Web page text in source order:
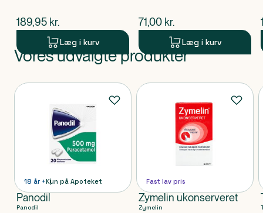
$nuværende pris
189,95 kr.
Læg i kurv
$nuværende pris
71,00 kr.
Læg i kurv
Produkt 1 af 0
Vores udvalgte produkter
Produkter
18 år +Kun på Apoteket
Panodil
Panodil
Fast lav pris
Zymelin ukonserveret
Zymelin